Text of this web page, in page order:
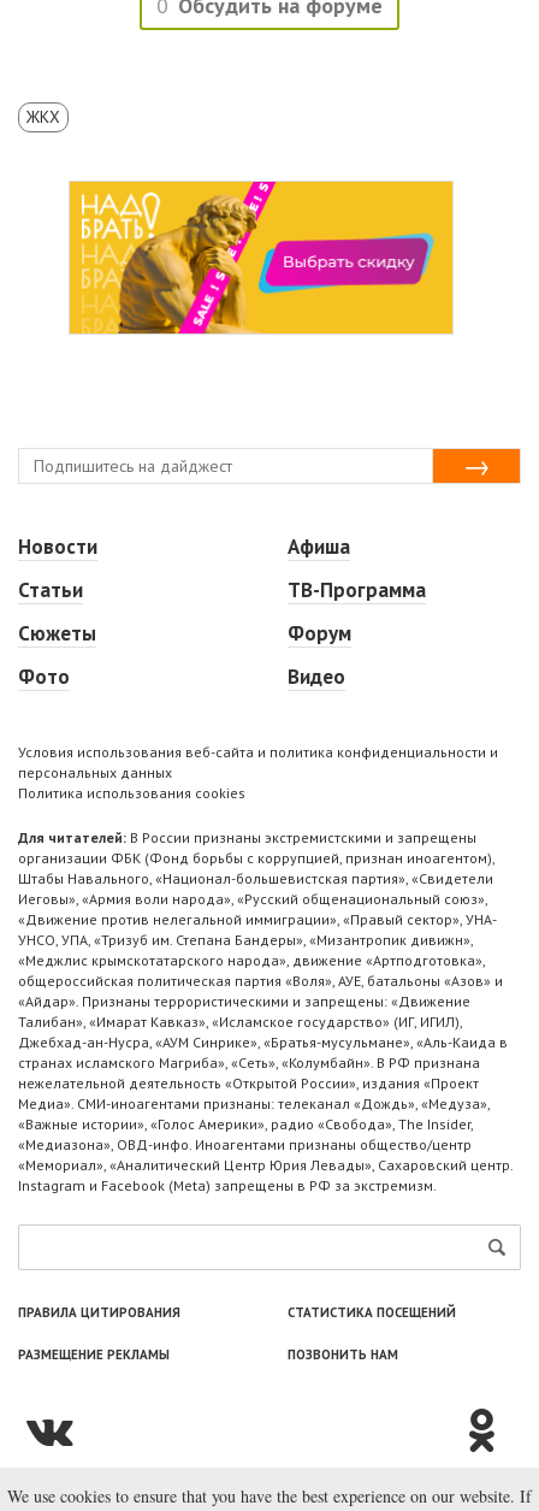
ЖКХ
Новости
Статьи
Сюжеты
Фото
Афиша
ТВ-Программа
Форум
Видео
Условия использования веб-сайта и политика конфиденциальности и
персональных данных
Политика использования cookies
Для читателей: В России признаны экстремистскими и запрещены
организации ФБК (Фонд борьбы с коррупцией, признан иноагентом),
Штабы Навального, «Национал-большевистская партия», «Свидетели
Иеговы», «Армия воли народа», «Русский общенациональный союз»,
«Движение против нелегальной иммиграции», «Правый сектор», УНА-
УНСО, УПА, «Тризуб им. Степана Бандеры», «Мизантропик дивижн»,
«Меджлис крымскотатарского народа», движение «Артподготовка»,
общероссийская политическая партия «Воля», АУЕ, батальоны «Азов» и
«Айдар». Признаны террористическими и запрещены: «Движение
Талибан», «Имарат Кавказ», «Исламское государство» (ИГ, ИГИЛ),
Джебхад-ан-Нусра, «АУМ Синрике», «Братья-мусульмане», «Аль-Каида в
странах исламского Магриба», «Сеть», «Колумбайн». В РФ признана
нежелательной деятельность «Открытой России», издания «Проект
Медиа». СМИ-иноагентами признаны: телеканал «Дождь», «Медуза»,
«Важные истории», «Голос Америки», радио «Свобода», The Insider,
«Медиазона», ОВД-инфо. Иноагентами признаны общество/центр
«Мемориал», «Аналитический Центр Юрия Левады», Сахаровский центр.
Instagram и Facebook (Metа) запрещены в РФ за экстремизм.
ПРАВИЛА ЦИТИРОВАНИЯ СТАТИСТИКА ПОСЕЩЕНИЙ
РАЗМЕЩЕНИЕ РЕКЛАМЫ ПОЗВОНИТЬ НАМ
© ООО «Лаборатория Новоcтей», 2003—2026.
We use cookies to ensure that you have the best experience on our website. If